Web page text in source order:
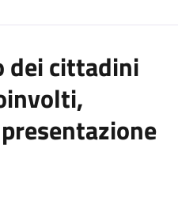
dei cittadini